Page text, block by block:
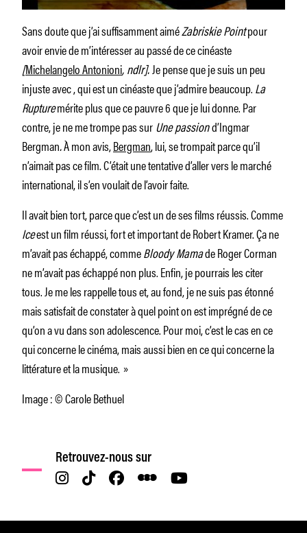
Sans doute que j’ai suffisamment aiméZabriskie Pointpour
avoir envie de m’intéresser au passé de ce cinéaste
[Michelangelo Antonioni, ndlr].Je pense que je suis un peu
injuste avec , qui est un cinéaste que j’admire beaucoup.La
Rupturemérite plus que ce pauvre 6 que je lui donne. Par
contre, je ne me trompe pas surUne passiond’Ingmar
Bergman.À mon avis,Bergman, lui, se trompait parce qu’il
n’aimait pas ce film. C’était une tentative d’aller vers le marché
international, il s’en voulait de l’avoir faite.
Il avait bien tort, parce que c’est un de ses films réussis. Comme
Iceest un film réussi, fort et important de Robert Kramer. Ça ne
m’avait pas échappé, commeBloody Mamade Roger Corman
ne m’avait pas échappé non plus. Enfin, je pourrais les citer
tous. Je me les rappelle tous et, au fond, je ne suis pas étonné
mais satisfait de constater à quel point on est imprégné de ce
qu’on a vu dans son adolescence. Pour moi, c’est le cas en ce
qui concerne le cinéma, mais aussi bien en ce qui concerne la
littérature et la musique. »
Image : © Carole Bethuel
Retrouvez-nous sur